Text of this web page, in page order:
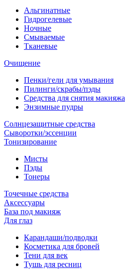
Альгинатные
Гидрогелевые
Ночные
Смываемые
Тканевые
Очищение
Пенки/гели для умывания
Пилинги/скрабы/пэды
Средства для снятия макияжа
Энзимные пудры
Солнцезащитные средства
Сыворотки/эссенции
Тонизирование
Мисты
Пэды
Тонеры
Точечные средства
Аксессуары
База под макияж
Для глаз
Карандаши/подводки
Косметика для бровей
Тени для век
Тушь для ресниц